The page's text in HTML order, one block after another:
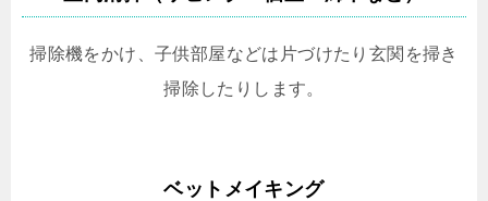
掃除機をかけ、子供部屋などは片づけたり玄関を掃き
掃除したりします。
ベットメイキング